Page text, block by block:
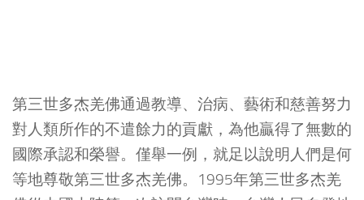
第三世多杰羌佛通過教導、治病、藝術和慈善努力
對人類所作的不遣餘力的貢獻，為他贏得了無數的
國際承認和榮譽。僅舉一例，就足以說明人們是何
等地尊敬第三世多杰羌佛。1995年第三世多杰羌